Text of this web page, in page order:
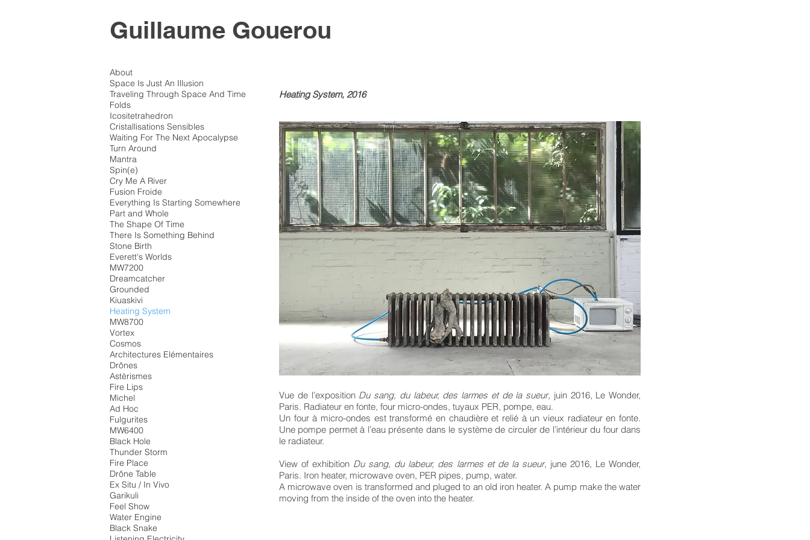
Guillaume Gouerou
Heating System, 2016
Vue de l’exposition Du sang, du labeur, des larmes et de la sueur, juin 2016, Le Wonder,
Paris. Radiateur en fonte, four micro-ondes, tuyaux PER, pompe, eau.
Un four à micro-ondes est transformé en chaudière et relié à un vieux radiateur en fonte.
Une pompe permet à l’eau présente dans le système de circuler de l’intérieur du four dans
le radiateur.
View of exhibition Du sang, du labeur, des larmes et de la sueur, june 2016, Le Wonder,
Paris. Iron heater, microwave oven, PER pipes, pump, water.
A microwave oven is transformed and pluged to an old iron heater. A pump make the water
moving from the inside of the oven into the heater.
About
Space Is Just An Illusion
Traveling Through Space And Time
Folds
Icositetrahedron
Cristallisations Sensibles
Waiting For The Next Apocalypse
Turn Around
Mantra
Spin(e)
Cry Me A River
Fusion Froide
Everything Is Starting Somewhere
Part and Whole
The Shape Of Time
There Is Something Behind
Stone Birth
Everett's Worlds
MW7200
Dreamcatcher
Grounded
Kiuaskivi
Heating System
MW8700
Vortex
Cosmos
Architectures Elémentaires
Drônes
Astèrismes
Fire Lips
Michel
Ad Hoc
Fulgurites
MW6400
Black Hole
Thunder Storm
Fire Place
Drône Table
Ex Situ / In Vivo
Garikuli
Feel Show
Water Engine
Black Snake